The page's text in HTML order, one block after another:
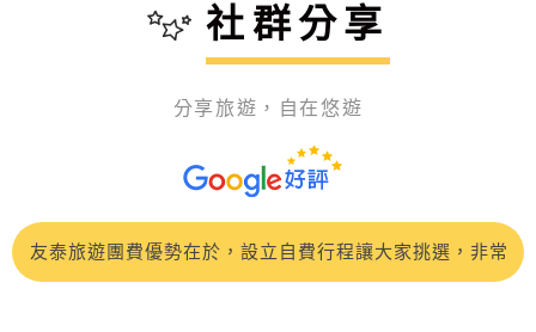
社群分享
分享旅遊，自在悠遊
天，CP值很高，旅程風景很美麗，吃住也都符合預期，特
別推薦領隊：蘇浤洧
這趟CP值超高的土耳其之旅吃得好住得好，開心的笑..開
心的買.開心的刷刷刷....土耳其景點豐富，專業的領隊正
友泰旅遊團費優勢在於，設立自費行程讓大家挑選，非常